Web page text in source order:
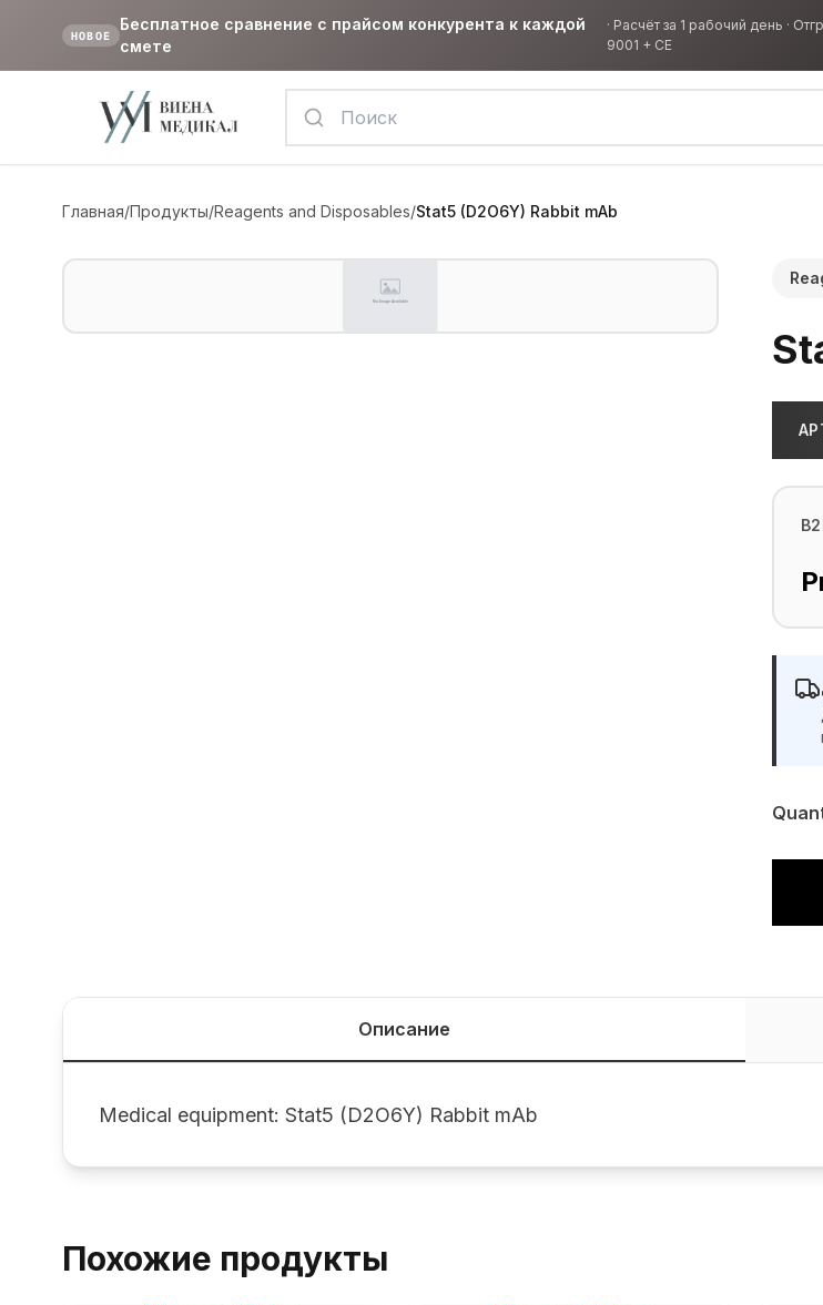
НОВОЕ
Бесплатное сравнение с прайсом конкурента к каждой
смете
· Расчёт за 1 рабочий день ·
9001 + CE
Главная/Продукты/Reagents and Disposables/Stat5 (D2O6Y) Rabbit mAb
Описание
Medical equipment: Stat5 (D2O6Y) Rabbit mAb
Похожие продукты